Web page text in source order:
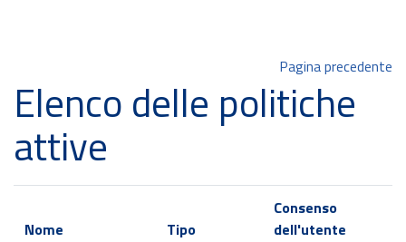
Pagina precedente
Elenco delle politiche
attive
Nome Tipo
Consenso
dell'utente